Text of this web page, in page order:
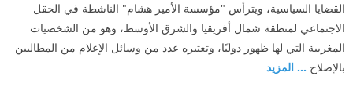
القضايا السياسية، ويترأس "مؤسسة الأمير هشام" الناشطة في الحقل
الاجتماعي لمنطقة شمال أفريقيا والشرق الأوسط، وهو من الشخصيات
المغربية التي لها ظهور دوليًا، وتعتبره عدد من وسائل الإعلام من المطالبين
بالإصلاح ... المزيد